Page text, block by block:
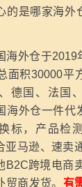
的是哪家海外
海外仓于2019
面积30000平
德国、法国
海外仓一件代
标，产品检
亚马逊、速卖
B2C跨境电商
贸商发货。 有